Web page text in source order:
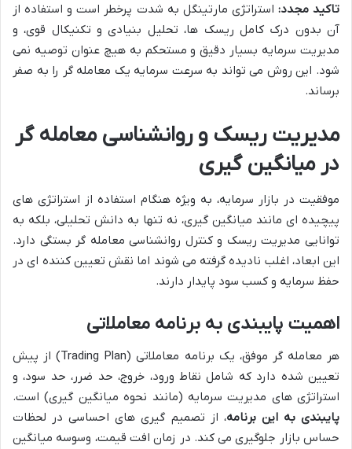
تاکید مجدد: استراتژی مارتینگل به شدت پرخطر است و استفاده از
آن بدون درک کامل ریسک ها، تحلیل بنیادی و تکنیکال قوی، و
مدیریت سرمایه بسیار دقیق و مستحکم به هیچ عنوان توصیه نمی
شود. این روش می تواند به سرعت سرمایه یک معامله گر را به صفر
برساند.
مدیریت ریسک و روانشناسی معامله گر
در میانگین گیری
موفقیت در بازار سرمایه، به ویژه هنگام استفاده از استراتژی های
پیچیده ای مانند میانگین گیری، نه تنها به دانش تحلیلی، بلکه به
توانایی مدیریت ریسک و کنترل روانشناسی معامله گر بستگی دارد.
این ابعاد، اغلب نادیده گرفته می شوند اما نقش تعیین کننده ای در
حفظ سرمایه و کسب سود پایدار دارند.
اهمیت پایبندی به برنامه معاملاتی
هر معامله گر موفق، یک برنامه معاملاتی (Trading Plan) از پیش
تعیین شده دارد که شامل نقاط ورود، خروج، حد ضرر، حد سود، و
استراتژی های مدیریت سرمایه (مانند نحوه میانگین گیری) است.
پایبندی به این برنامه، از تصمیم گیری های احساسی در لحظات
حساس بازار جلوگیری می کند. در زمان افت قیمت، وسوسه میانگین